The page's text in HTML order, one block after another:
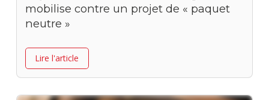
mobilise contre un projet de « paquet
neutre »
Lire l'article